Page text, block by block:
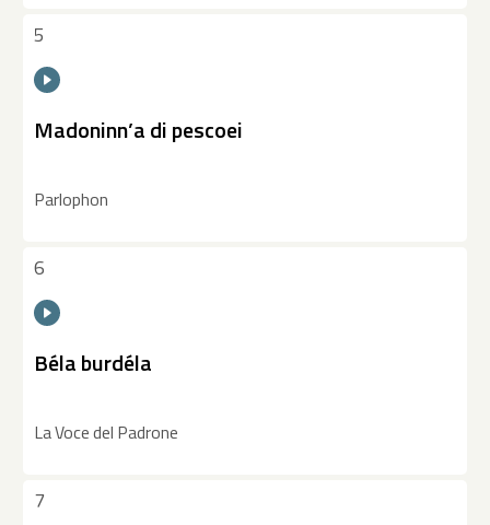
5
Madoninn’a di pescoei
Parlophon
6
Béla burdéla
La Voce del Padrone
7